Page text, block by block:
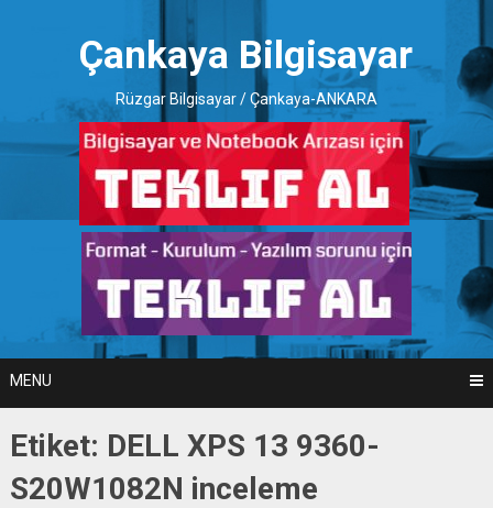
Çankaya Bilgisayar
Rüzgar Bilgisayar / Çankaya-ANKARA
MENU
Etiket: DELL XPS 13 9360-
S20W1082N inceleme